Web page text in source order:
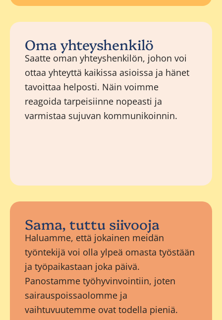
Oma yhteyshenkilö
Saatte oman yhteyshenkilön, johon voi
ottaa yhteyttä kaikissa asioissa ja hänet
tavoittaa helposti. Näin voimme
reagoida tarpeisiinne nopeasti ja
varmistaa sujuvan kommunikoinnin.
Sama, tuttu siivooja
Haluamme, että jokainen meidän
työntekijä voi olla ylpeä omasta työstään
ja työpaikastaan joka päivä.
Panostamme työhyvinvointiin, joten
sairauspoissaolomme ja
vaihtuvuutemme ovat todella pieniä.